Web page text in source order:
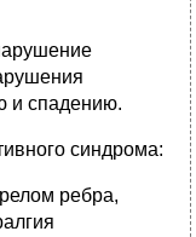
и спадению.
синдрома:
ребра,